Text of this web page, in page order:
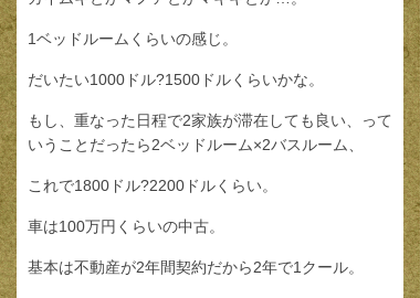
1ベッドルームくらいの感じ。
だいたい1000ドル?1500ドルくらいかな。
もし、重なった日程で2家族が滞在しても良い、って
いうことだったら2ベッドルーム×2バスルーム、
これで1800ドル?2200ドルくらい。
車は100万円くらいの中古。
基本は不動産が2年間契約だから2年で1クール。